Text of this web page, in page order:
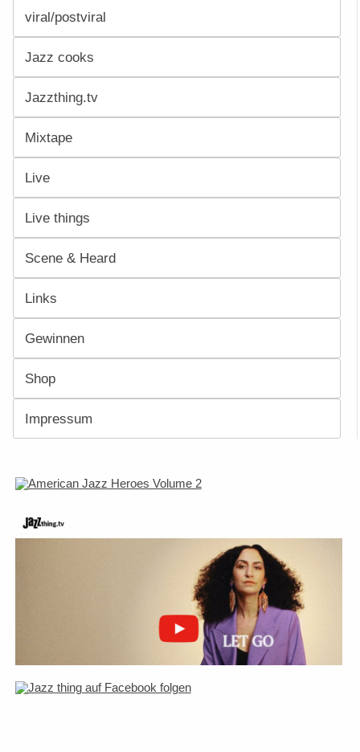
viral/postviral
Jazz cooks
Jazzthing.tv
Mixtape
Live
Live things
Scene & Heard
Links
Gewinnen
Shop
Impressum